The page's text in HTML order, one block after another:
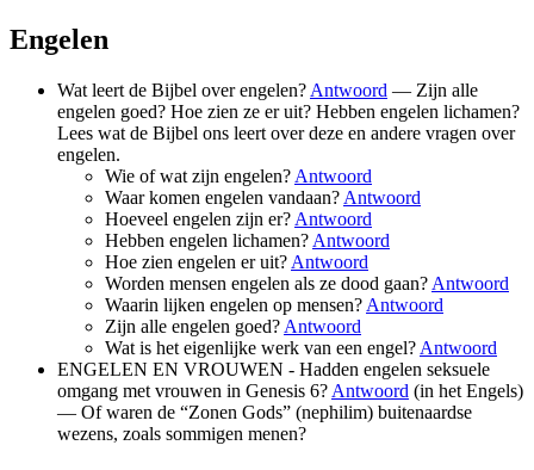
Engelen
Wat leert de Bijbel over engelen? Antwoord — Zijn alle
engelen goed? Hoe zien ze er uit? Hebben engelen lichamen?
Lees wat de Bijbel ons leert over deze en andere vragen over
engelen.
Wie of wat zijn engelen? Antwoord
Waar komen engelen vandaan? Antwoord
Hoeveel engelen zijn er? Antwoord
Hebben engelen lichamen? Antwoord
Hoe zien engelen er uit? Antwoord
Worden mensen engelen als ze dood gaan? Antwoord
Waarin lijken engelen op mensen? Antwoord
Zijn alle engelen goed? Antwoord
Wat is het eigenlijke werk van een engel? Antwoord
ENGELEN EN VROUWEN - Hadden engelen seksuele
omgang met vrouwen in Genesis 6? Antwoord (in het Engels)
— Of waren de “Zonen Gods” (nephilim) buitenaardse
wezens, zoals sommigen menen?